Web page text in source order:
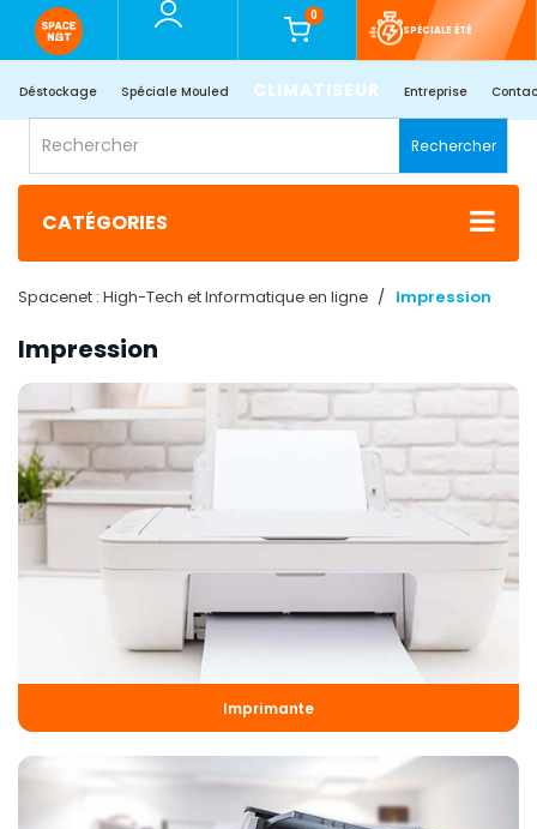
0
SPÉCIALE ÉTÉ
Déstockage Spéciale Mouled CLIMATISEUR Entreprise
Rechercher
CATÉGORIES
Spacenet : High-Tech et Informatique en ligne Impression
Impression
Imprimante